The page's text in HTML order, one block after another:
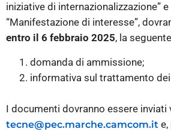
iniziative di internazionalizzazione”
“Manifestazione di interesse”,
entro il 6 febbraio 2025, la
domanda di ammissione;
informativa sul trattamento
I documenti dovranno essere inviati
tecne@pec.marche.camcom.it